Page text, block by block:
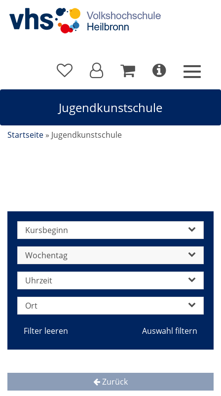
Jugendkunstschule
Startseite » Jugendkunstschule
Kursbeginn
Wochentag
Uhrzeit
Ort
Filter leeren
Zurück